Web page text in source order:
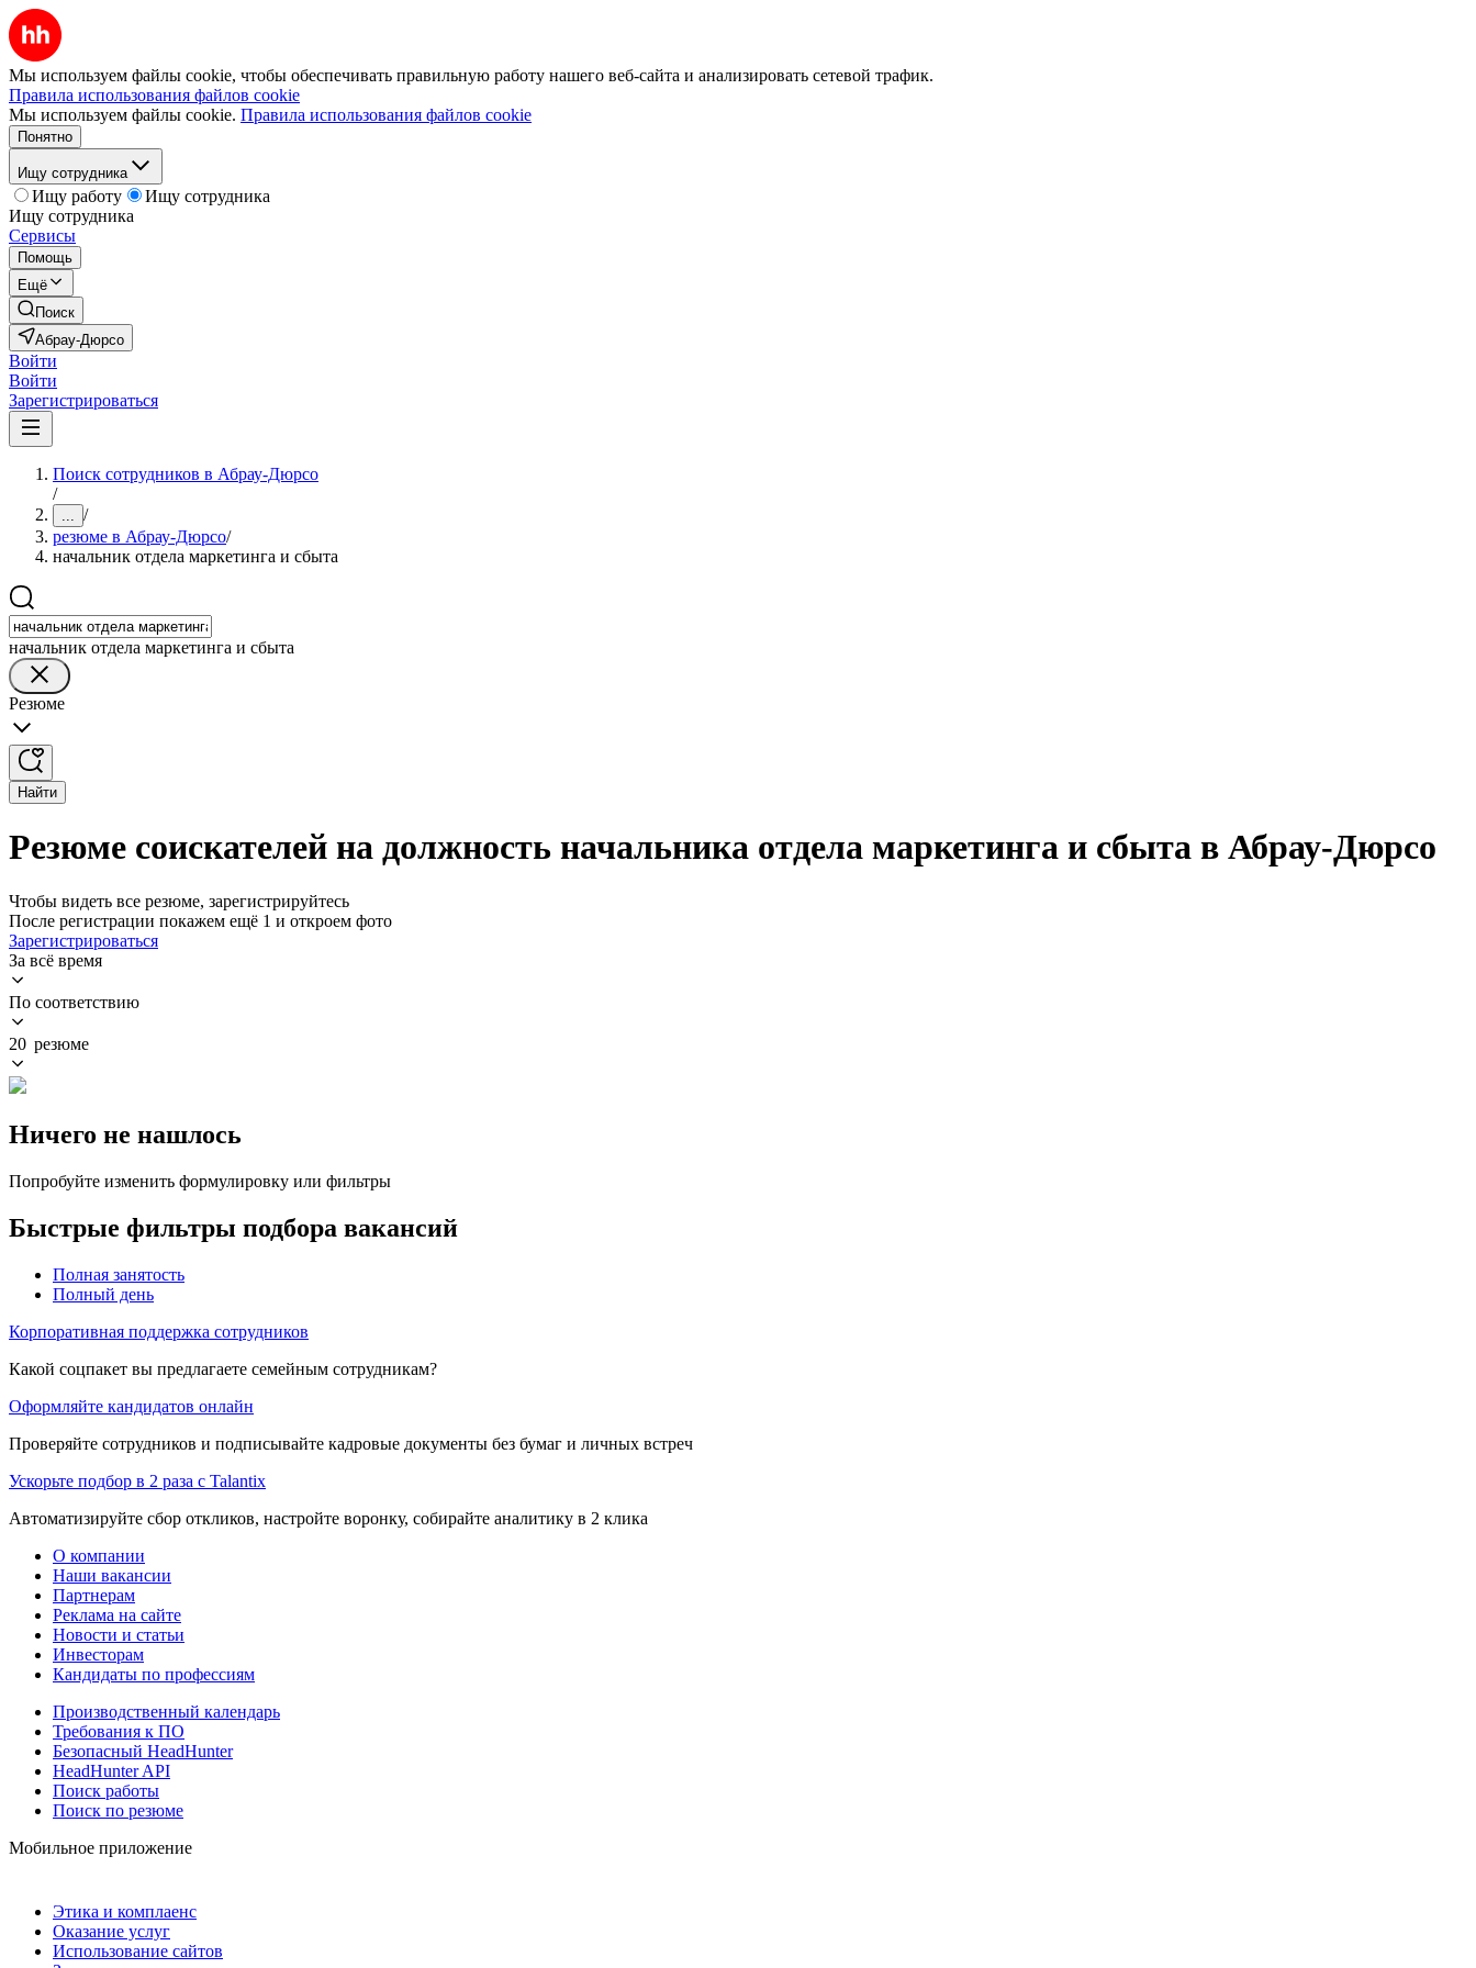
Мы используем файлы cookie, чтобы обеспечивать правильную работу нашего веб-сайта и анализировать сетевой трафик.
Правила использования файлов cookie
Мы используем файлы cookie. Правила использования файлов cookie
Понятно
Ищу сотрудника
Ищу работу
Ищу сотрудника
Ищу сотрудника
Сервисы
Помощь
Ещё
Поиск
Абрау-Дюрсо
Войти
Войти
Зарегистрироваться
Поиск сотрудников в Абрау-Дюрсо
/
... /
резюме в Абрау-Дюрсо/
начальник отдела маркетинга и сбыта
начальник отдела маркетинга и сбыта
Резюме
Найти
Резюме соискателей на должность начальника отдела маркетинга и сбыта в Абрау-Дюрсо
Чтобы видеть все резюме, зарегистрируйтесь
После регистрации покажем ещё 1 и откроем фото
Зарегистрироваться
За всё время
По соответствию
20 резюме
Ничего не нашлось
Попробуйте изменить формулировку или фильтры
Быстрые фильтры подбора вакансий
Полная занятость
Полный день
Корпоративная поддержка сотрудников
Какой соцпакет вы предлагаете семейным сотрудникам?
Оформляйте кандидатов онлайн
Проверяйте сотрудников и подписывайте кадровые документы без бумаг и личных встреч
Ускорьте подбор в 2 раза с Talantix
Автоматизируйте сбор откликов, настройте воронку, собирайте аналитику в 2 клика
О компании
Наши вакансии
Партнерам
Реклама на сайте
Новости и статьи
Инвесторам
Кандидаты по профессиям
Производственный календарь
Требования к ПО
Безопасный HeadHunter
HeadHunter API
Поиск работы
Поиск по резюме
Мобильное приложение
Этика и комплаенс
Оказание услуг
Использование сайтов